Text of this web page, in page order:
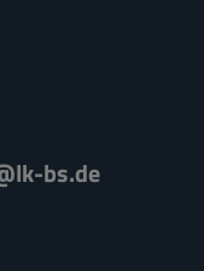
bs.de